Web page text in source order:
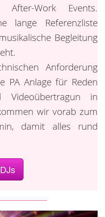
After-Work Events.
lange Referenzliste
Begleitung
Anforderung
PA Anlage für Reden
Videoübertragun in
wir vorab zum
damit alles rund